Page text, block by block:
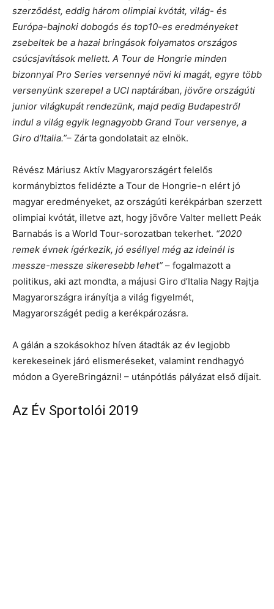
szerződést, eddig három olimpiai kvótát, világ- és
Európa-bajnoki dobogós és top10-es eredményeket
zsebeltek be a hazai bringások folyamatos országos
csúcsjavítások mellett. A Tour de Hongrie minden
bizonnyal Pro Series versennyé növi ki magát, egyre több
versenyünk szerepel a UCI naptárában, jövőre országúti
junior világkupát rendezünk, majd pedig Budapestről
indul a világ egyik legnagyobb Grand Tour versenye, a
Giro d’Italia.”– Zárta gondolatait az elnök.
Révész Máriusz Aktív Magyarországért felelős
kormánybiztos felidézte a Tour de Hongrie-n elért jó
magyar eredményeket, az országúti kerékpárban szerzett
olimpiai kvótát, illetve azt, hogy jövőre Valter mellett Peák
Barnabás is a World Tour-sorozatban tekerhet. “2020
remek évnek ígérkezik, jó eséllyel még az ideinél is
messze-messze sikeresebb lehet” – fogalmazott a
politikus, aki azt mondta, a májusi Giro d’Italia Nagy Rajtja
Magyarországra irányítja a világ figyelmét,
Magyarországét pedig a kerékpározásra.
A gálán a szokásokhoz híven átadták az év legjobb
kerekeseinek járó elismeréseket, valamint rendhagyó
módon a GyereBringázni! – utánpótlás pályázat első díjait.
Az Év Sportolói 2019